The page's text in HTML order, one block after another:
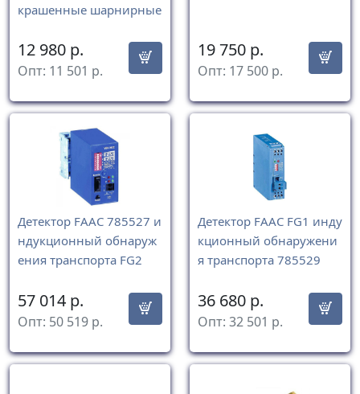
крашенные шарнирные
12 980 р.
Опт: 11 501 р.
19 750 р.
Опт: 17 500 р.
Детектор FAAC 785527 и
ндукционный обнаруж
ения транспорта FG2
57 014 р.
Опт: 50 519 р.
Детектор FAAC FG1 инду
кционный обнаружени
я транспорта 785529
36 680 р.
Опт: 32 501 р.